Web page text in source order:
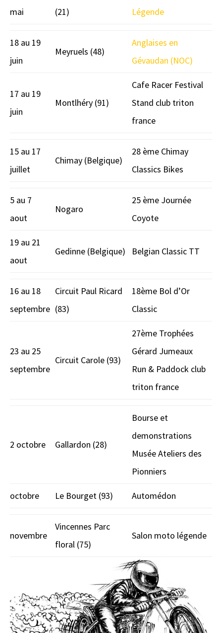
mai
(21)
Légende
18 au 19
juin
Meyruels (48)
Anglaises en
Gévaudan (NOC)
17 au 19
juin
Montlhéry (91)
Cafe Racer Festival
Stand club triton
france
15 au 17
juillet
Chimay (Belgique)
28 ème Chimay
Classics Bikes
5 au 7
aout
Nogaro
25 ème Journée
Coyote
19 au 21
aout
Gedinne (Belgique) Belgian Classic TT
16 au 18
septembre
Circuit Paul Ricard
(83)
18ème Bol d’Or
Classic
23 au 25
septembre
Circuit Carole (93)
27ème Trophées
Gérard Jumeaux
Run & Paddock club
triton france
2 octobre Gallardon (28)
Bourse et
demonstrations
Musée Ateliers des
Pionniers
octobre Le Bourget (93) Automédon
novembre
Vincennes Parc
floral (75)
Salon moto légende